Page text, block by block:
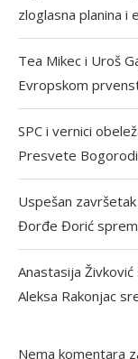
zloglasna planina i
Tea Mikec i Uroš
Evropskom
SPC i vernici
Presvete
Uspešan
Đorđe Đorić
Anastasija
Aleksa Rakonjac
Nema komentara